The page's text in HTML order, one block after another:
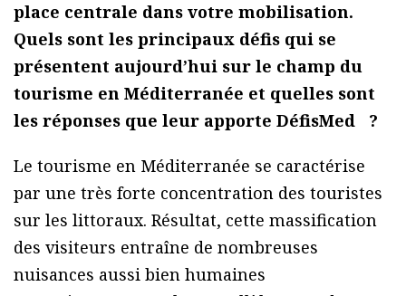
place centrale dans votre mobilisation.
Quels sont les principaux défis qui se
présentent aujourd’hui sur le champ du
tourisme en Méditerranée et quelles sont
les réponses que leur apporte DéfisMed ?
Le tourisme en Méditerranée se caractérise
par une très forte concentration des touristes
sur les littoraux. Résultat, cette massification
des visiteurs entraîne de nombreuses
nuisances aussi bien humaines